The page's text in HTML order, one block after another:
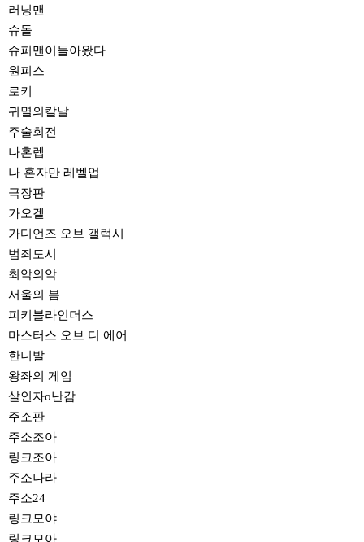
러닝맨
슈돌
슈퍼맨이돌아왔다
원피스
로키
귀멸의칼날
주술회전
나혼렙
나 혼자만 레벨업
극장판
가오겔
가디언즈 오브 갤럭시
범죄도시
최악의악
서울의 봄
피키블라인더스
마스터스 오브 디 에어
한니발
왕좌의 게임
살인자o난감
주소판
주소조아
링크조아
주소나라
주소24
링크모야
링크모아